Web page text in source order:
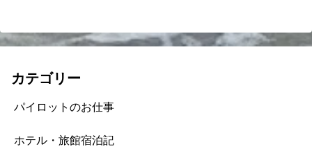
カテゴリー
パイロットのお仕事
ホテル・旅館宿泊記